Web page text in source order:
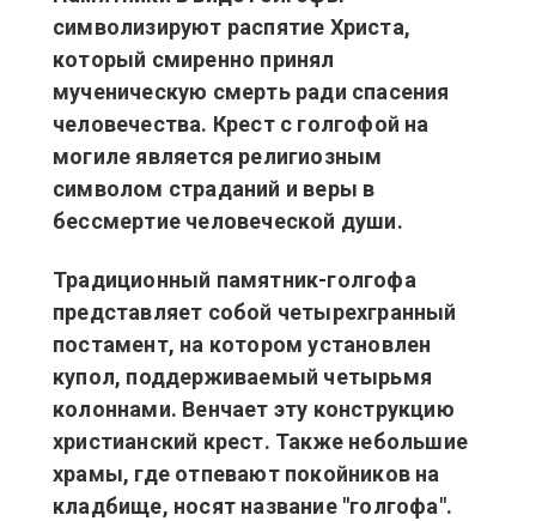
символизируют распятие Христа,
который смиренно принял
мученическую смерть ради спасения
человечества. Крест с голгофой на
могиле является религиозным
символом страданий и веры в
бессмертие человеческой души.
Традиционный памятник-голгофа
представляет собой четырехгранный
постамент, на котором установлен
купол, поддерживаемый четырьмя
колоннами. Венчает эту конструкцию
христианский крест. Также небольшие
храмы, где отпевают покойников на
кладбище, носят название "голгофа".